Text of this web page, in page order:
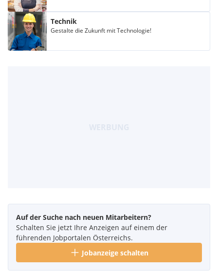
Technik
Gestalte die Zukunft mit Technologie!
Auf der Suche nach neuen Mitarbeitern?
Schalten Sie jetzt Ihre Anzeigen auf einem der
führenden Jobportalen Österreichs.
Jobanzeige schalten